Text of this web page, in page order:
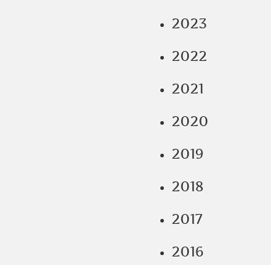
2023
2022
2021
2020
2019
2018
2017
2016